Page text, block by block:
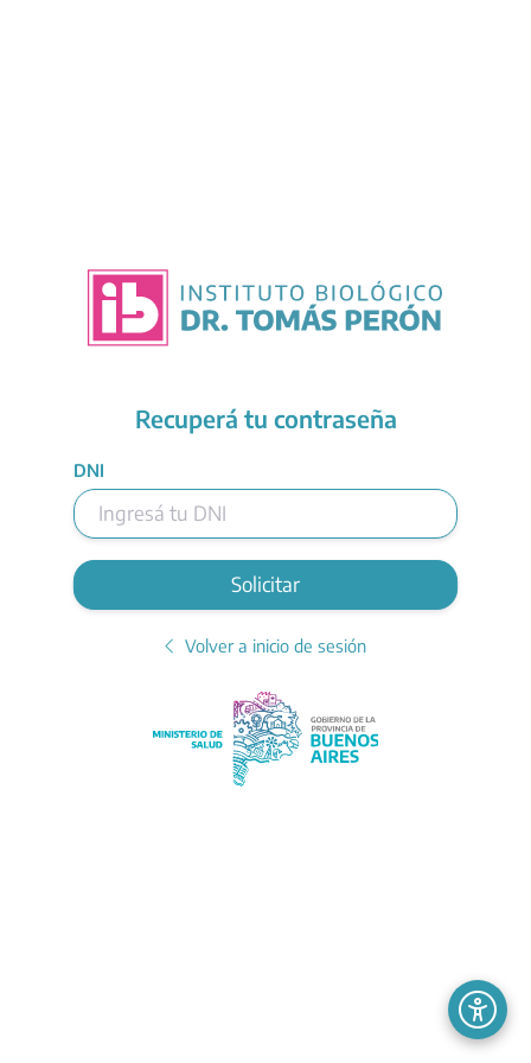
Recuperá tu contraseña
DNI
Solicitar
Volver a inicio de sesión